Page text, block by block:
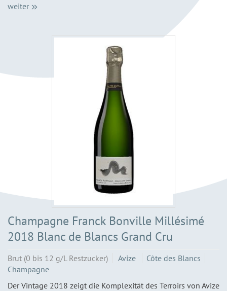
weiter
Champagne Franck Bonville Millésimé
2018 Blanc de Blancs Grand Cru
Brut (0 bis 12 g/L Restzucker) Avize
Côte des Blancs
Champagne
Der Vintage 2018 zeigt die Komplexität des Terroirs von Avize